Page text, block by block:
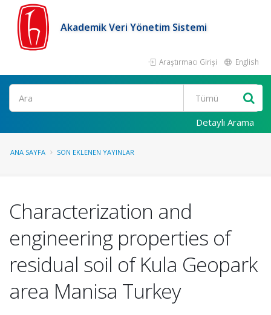
Akademik Veri Yönetim Sistemi
Araştırmacı Girişi English
Ara
Detaylı Arama
ANA SAYFA SON EKLENEN YAYINLAR
Characterization and
engineering properties of
residual soil of Kula Geopark
area Manisa Turkey